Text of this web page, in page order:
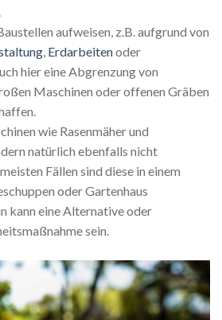
aufweisen, z.B. aufgrund von
Erdarbeitenoder
hier eine Abgrenzung von
Maschinen oder offenen Gräben
wie Rasenmäher und
natürlich ebenfalls nicht
Fällen sind diese in einem
oder Gartenhaus
kann eine Alternative oder
sein.